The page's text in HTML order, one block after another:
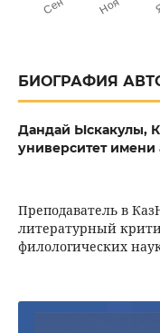
БИОГРАФИЯ
Дандай Ыскакулы,
университет имени
Преподаватель в
литературный
филологических